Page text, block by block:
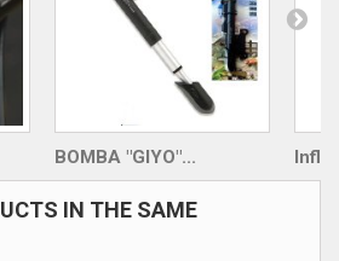
BOMBA "GIYO"...
IN THE SAME